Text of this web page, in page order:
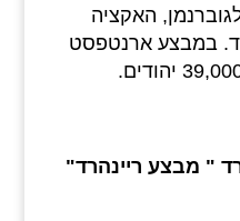
האקציה
במבצע ארנטפסט
" מבצע ריינהרד"